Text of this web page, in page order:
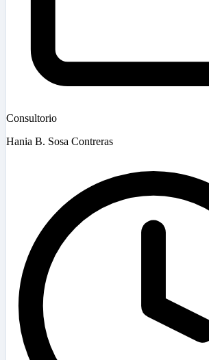
Consultorio
Hania B. Sosa Contreras